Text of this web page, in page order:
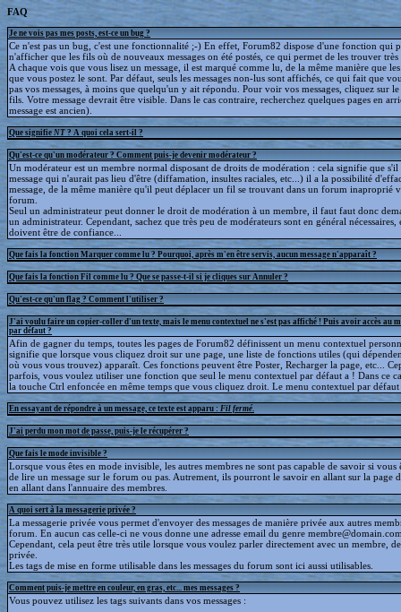
FAQ
Je ne vois pas mes posts, est-ce un bug ?
Ce n'est pas un bug, c'est une fonctionnalité ;-) En effet, Forum82 dispose d'une fonction qui
n'afficher que les fils où de nouveaux messages on été postés, ce qui permet de les trouver
A chaque vois que vous lisez un message, il est marqué comme lu, de la même manière que les
que vous postez le sont. Par défaut, seuls les messages non-lus sont affichés, ce qui fait que
pas vos messages, à moins que quelqu'un y ait répondu. Pour voir vos messages, cliquez sur
fils. Votre message devrait être visible. Dans le cas contraire, recherchez quelques pages en
message est ancien).
Que signifie NT ? A quoi cela sert-il ?
Qu'est-ce qu'un modérateur ? Comment puis-je devenir modérateur ?
Un modérateur est un membre normal disposant de droits de modération : cela signifie que
message qui n'aurait pas lieu d'être (diffamation, insultes raciales, etc...) il a la possibilité
message, de la même manière qu'il peut déplacer un fil se trouvant dans un forum inaproprié
forum.
Seul un administrateur peut donner le droit de modération à un membre, il faut faut donc
un administrateur. Cependant, sachez que très peu de modérateurs sont en général nécessaires,
doivent être de confiance...
Que fais la fonction Marquer comme lu ? Pourquoi, après m'en être servis, aucun message n'apparaît ?
Que fais la fonction Fil comme lu ? Que se passe-t-il si je cliques sur Annuler ?
Qu'est-ce qu'un flag ? Comment l'utiliser ?
J'ai voulu faire un copier-coller d'un texte, mais le menu contextuel ne s'est pas affiché ! Puis avoir accès au
par défaut ?
Afin de gagner du temps, toutes les pages de Forum82 définissent un menu contextuel
signifie que lorsque vous cliquez droit sur une page, une liste de fonctions utiles (qui
où vous vous trouvez) apparaît. Ces fonctions peuvent être Poster, Recharger la page, etc...
parfois, vous voulez utiliser une fonction que seul le menu contextuel par défaut a ! Dans ce
la touche Ctrl enfoncée en même temps que vous cliquez droit. Le menu contextuel par
En essayant de répondre à un message, ce texte est apparu : Fil fermé
J'ai perdu mon mot de passe, puis-je le récupérer ?
Que fais le mode invisible ?
Lorsque vous êtes en mode invisible, les autres membres ne sont pas capable de savoir si vous
de lire un message sur le forum ou pas. Autrement, ils pourront le savoir en allant sur la page
en allant dans l'annuaire des membres.
A quoi sert à la messagerie privée ?
La messagerie privée vous permet d'envoyer des messages de manière privée aux autres
forum. En aucun cas celle-ci ne vous donne une adresse email du genre
Cependant, cela peut être très utile lorsque vous voulez parler directement avec un membre,
privée.
Les tags de mise en forme utilisable dans les messages du forum sont ici aussi utilisables.
Comment puis-je mettre en couleur, en gras, etc... mes messages ?
Vous pouvez utilisez les tags suivants dans vos messages :